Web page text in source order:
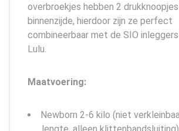
overbroekjes hebben 2
binnenzijde, hierdoor zijn ze perfect
combineerbaar met de SIO
Lulu.
Maatvoering:
Newborn 2-6 kilo (niet